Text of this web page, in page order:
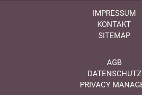
IMPRESSUM
KONTAKT
SITEMAP
AGB
DATENSCHUTZ
PRIVACY